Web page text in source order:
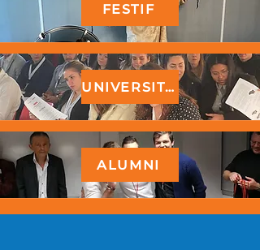
FESTIF
UNIVERSITAIRE
ALUMNI